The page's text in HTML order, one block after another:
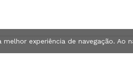
experiência de navegação. Ao